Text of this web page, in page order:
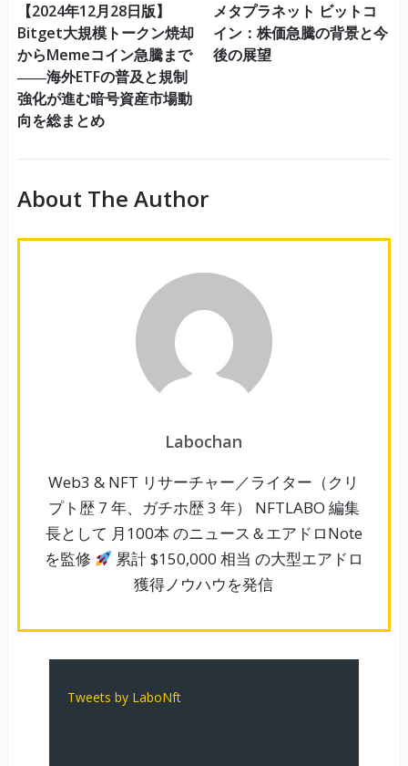
【2024年12月28日版】
Bitget大規模トークン焼却
からMemeコイン急騰まで
――海外ETFの普及と規制
強化が進む暗号資産市場動
向を総まとめ
メタプラネット ビットコ
イン：株価急騰の背景と今
後の展望
About The Author
Labochan
Web3 & NFT リサーチャー／ライター（クリ
プト歴 7 年、ガチホ歴 3 年） NFTLABO 編集
長として 月100本 のニュース＆エアドロNote
を監修
累計 $150,000 相当 の大型エアドロ
獲得ノウハウを発信
Tweets by LaboNft